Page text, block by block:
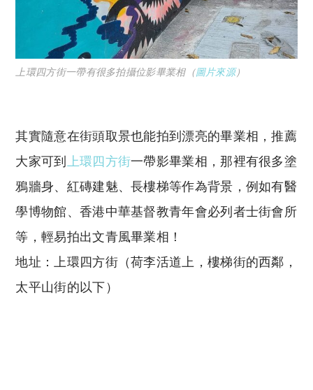
上環四方街一帶有很多拍攝位影畢業相（圖片來源）
其實隨意在街頭取景也能拍到漂亮的畢業相，推薦
大家可到
上環四方街一帶影畢業相，那裡有很多塗
鴉牆身、紅磚建魅、長樓梯等作為背景，例如有醫
學博物館、香港中華基督教青年會必列者士街會所
等，輕易拍出文青風畢業相！
地址：上環四方街（荷李活道上，樓梯街的西鄰，
太平山街的以下）